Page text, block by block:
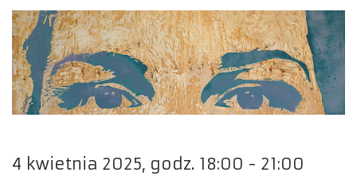
4 kwietnia 2025, godz. 18:00 - 21:00